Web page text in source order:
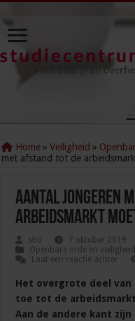
Home » Veiligheid »
met afstand tot de
Aantal jongeren
arbeidsmarkt
sbo
7 oktober 2019
Openbare orde en veiligheid
Laat een reactie achter
Het overgrote deel
toe tot de
Aan de andere kant zijn